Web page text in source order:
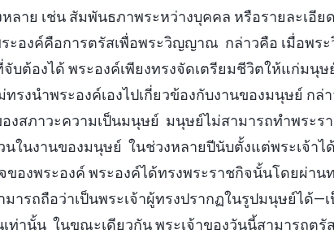
ลาย เช่น สัมพันธภาพระหว่างบุคคล หรือรายละเอี
ะองค์คือการตรัสเพื่อพระวิญญาณ กล่าวคือ เมื่อพร
บต้องได้ พระองค์เพียงทรงจัดเตรียมชีวิตให้แก่มนุ
รงนำพระองค์เองไปเกี่ยวข้องกับงานของมนุษย์ กล่
งสภาวะความเป็นมนุษย์ มนุษย์ไม่สามารถทำพระร
นในงานของมนุษย์ ในช่วงหลายปีนับตั้งแต่พระเจ้า
ของพระองค์ พระองค์ได้ทรงพระราชกิจนั้นโดยผ่าน
ารถถือว่าเป็นพระเจ้าผู้ทรงปรากฏในรูปมนุษย์ได้—
เท่านั้น ในขณะเดียวกัน พระเจ้าของวันนี้สามารถต